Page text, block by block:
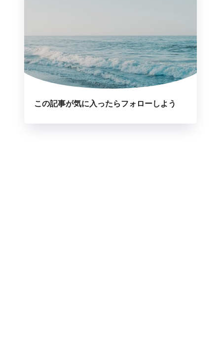
この記事が気に入ったらフォローしよう